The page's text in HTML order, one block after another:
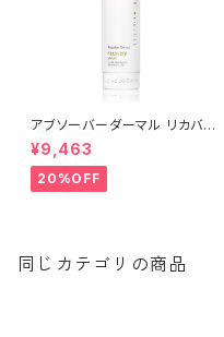
アブソーバーダーマル リカバリ
ーセラム 30ml | Absorber D
ermal Recovery Serum│乾
燥のケア【Rene-Cell】ルネセ
ル
¥9,463
20%OFF
同じカテゴリの商品